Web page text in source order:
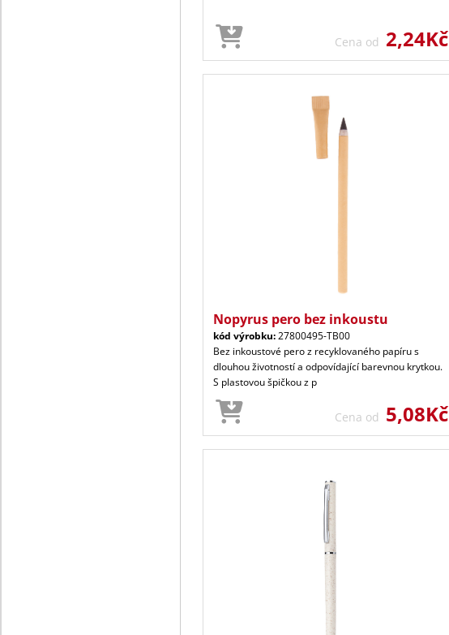
Cena od 2,24Kč
Nopyrus pero bez inkoustu
kód výrobku:27800495-TB00
Bez inkoustové pero z recyklovaného papíru s
dlouhou životností a odpovídající barevnou krytkou.
S plastovou špičkou z p
Cena od 5,08Kč